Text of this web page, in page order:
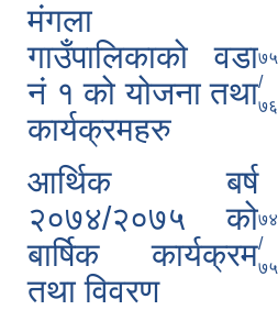
मंगला
गाउँपालिकाको वडा
नं १ को योजना तथा
कार्यक्रमहरु
७५
/
७६
आर्थिक बर्ष
२०७४/२०७५ को
बार्षिक कार्यक्रम
तथा विवरण
७४
/
७५